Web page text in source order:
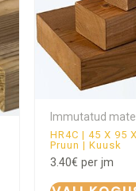
Immutatud
HR4C | 45 X 95
Pruun | Kuusk
3.40€ per jm